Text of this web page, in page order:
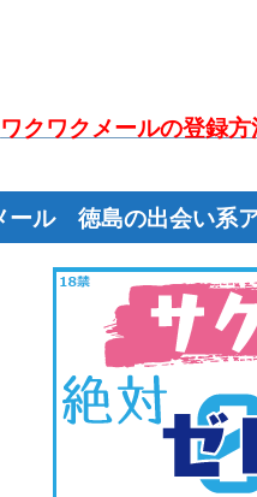
ワクワクメールの登録
ール 徳島の出会い系